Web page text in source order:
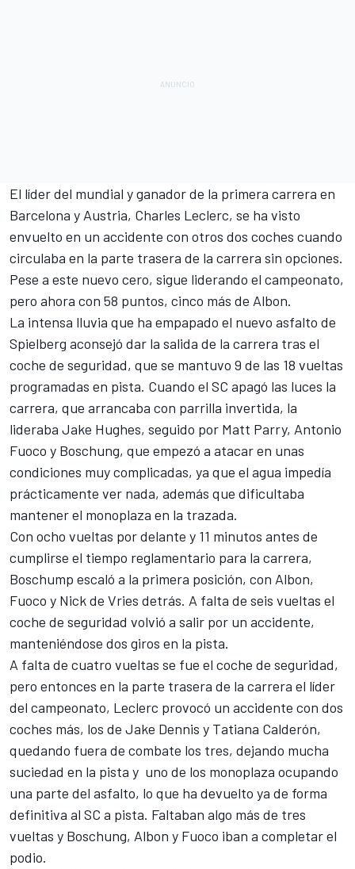
El líder del mundial y ganador de la primera carrera en
Barcelona y Austria, Charles Leclerc, se ha visto
envuelto en un accidente con otros dos coches cuando
circulaba en la parte trasera de la carrera sin opciones.
Pese a este nuevo cero, sigue liderando el campeonato,
pero ahora con 58 puntos, cinco más de Albon.
La intensa lluvia que ha empapado el nuevo asfalto de
Spielberg aconsejó dar la salida de la carrera tras el
coche de seguridad, que se mantuvo 9 de las 18 vueltas
programadas en pista. Cuando el SC apagó las luces la
carrera, que arrancaba con parrilla invertida, la
lideraba Jake Hughes, seguido por Matt Parry, Antonio
Fuoco y Boschung, que empezó a atacar en unas
condiciones muy complicadas, ya que el agua impedía
prácticamente ver nada, además que dificultaba
mantener el monoplaza en la trazada.
Con ocho vueltas por delante y 11 minutos antes de
cumplirse el tiempo reglamentario para la carrera,
Boschump escaló a la primera posición, con Albon,
Fuoco y Nick de Vries detrás. A falta de seis vueltas el
coche de seguridad volvió a salir por un accidente,
manteniéndose dos giros en la pista.
A falta de cuatro vueltas se fue el coche de seguridad,
pero entonces en la parte trasera de la carrera el líder
del campeonato, Leclerc provocó un accidente con dos
coches más, los de Jake Dennis y Tatiana Calderón,
quedando fuera de combate los tres, dejando mucha
suciedad en la pista y uno de los monoplaza ocupando
una parte del asfalto, lo que ha devuelto ya de forma
definitiva al SC a pista. Faltaban algo más de tres
vueltas y Boschung, Albon y Fuoco iban a completar el
podio.